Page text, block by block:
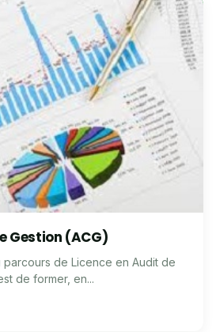
Gestion (ACG)
parcours de Licence en Audit de
de former, en...